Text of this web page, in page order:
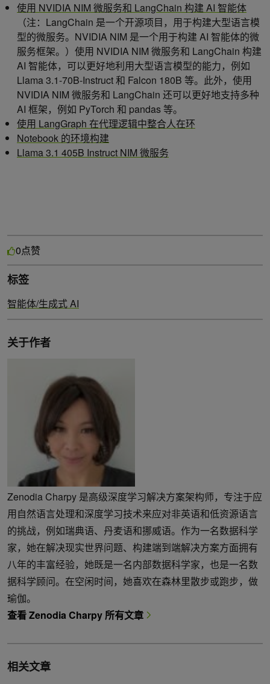
使用 NVIDIA NIM 微服务和 LangChain 构建 AI 智能体
（注：LangChain 是一个开源项目，用于构建大型语言模
型的微服务。NVIDIA NIM 是一个用于构建 AI 智能体的微
服务框架。）使用 NVIDIA NIM 微服务和 LangChain 构建
AI 智能体，可以更好地利用大型语言模型的能力，例如
Llama 3.1-70B-Instruct 和 Falcon 180B 等。此外，使用
NVIDIA NIM 微服务和 LangChain 还可以更好地支持多种
AI 框架，例如 PyTorch 和 pandas 等。
使用 LangGraph 在代理逻辑中整合人在环
Notebook 的环境构建
Llama 3.1 405B Instruct NIM 微服务
0点赞
标签
智能体/生成式 AI
关于作者
Zenodia Charpy 是高级深度学习解决方案架构师，专注于应
用自然语言处理和深度学习技术来应对非英语和低资源语言
的挑战，例如瑞典语、丹麦语和挪威语。作为一名数据科学
家，她在解决现实世界问题、构建端到端解决方案方面拥有
八年的丰富经验，她既是一名内部数据科学家，也是一名数
据科学顾问。在空闲时间，她喜欢在森林里散步或跑步，做
瑜伽。
查看 Zenodia Charpy 所有文章
相关文章